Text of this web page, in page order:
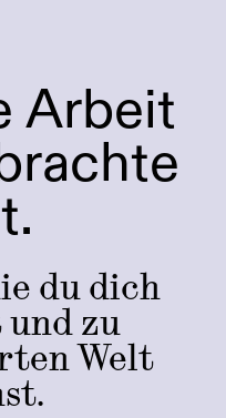
Arbeit
du dich
zu
Welt